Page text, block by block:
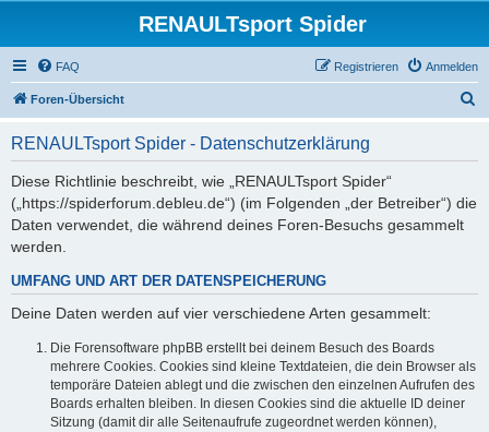
RENAULTsport Spider
FAQ Anmelden
Registrieren
Foren-Übersicht
RENAULTsport Spider - Datenschutzerklärung
Diese Richtlinie beschreibt, wie „RENAULTsport Spider“
(„https://spiderforum.debleu.de“) (im Folgenden „der Betreiber“) die
Daten verwendet, die während deines Foren-Besuchs gesammelt
werden.
UMFANG UND ART DER DATENSPEICHERUNG
Deine Daten werden auf vier verschiedene Arten gesammelt:
Die Forensoftware phpBB erstellt bei deinem Besuch des Boards
mehrere Cookies. Cookies sind kleine Textdateien, die dein Browser als
temporäre Dateien ablegt und die zwischen den einzelnen Aufrufen des
Boards erhalten bleiben. In diesen Cookies sind die aktuelle ID deiner
Sitzung (damit dir alle Seitenaufrufe zugeordnet werden können),